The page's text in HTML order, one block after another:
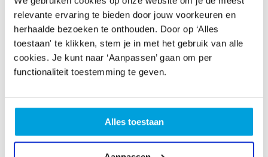
relevante ervaring te bieden door jouw voorkeuren en
herhaalde bezoeken te onthouden. Door op ‘Alles
toestaan' te klikken, stem je in met het gebruik van alle
cookies. Je kunt naar ‘Aanpassen’ gaan om per
functionaliteit toestemming te geven.
Alles toestaan
06 - 29 38 01 12
Aanbieder
druktechnieken
Helena van Doeverenplantsoen 3